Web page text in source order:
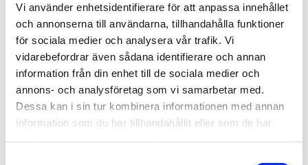
Vi använder enhetsidentifierare för att anpassa innehållet
och annonserna till användarna, tillhandahålla funktioner
för sociala medier och analysera vår trafik. Vi
vidarebefordrar även sådana identifierare och annan
information från din enhet till de sociala medier och
annons- och analysföretag som vi samarbetar med.
Dessa kan i sin tur kombinera informationen med annan
information som du har tillhandahållit eller som de har
Lägg till i favoriter
Lagerstatus
2 st i lager
ALSM3M
skickas från oss inom 3-5 vardagar